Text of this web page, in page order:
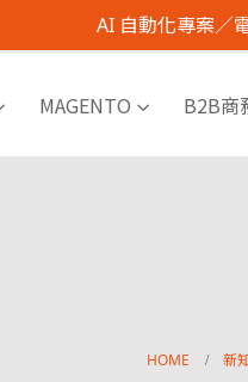
AI 自動化專案／
MAGENTO B2B商
HOME 新